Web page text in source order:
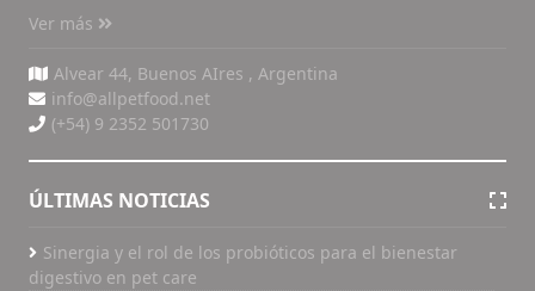
Ver más
Alvear 44, Buenos AIres , Argentina
info@allpetfood.net
(+54) 9 2352 501730
ÚLTIMAS NOTICIAS
Sinergia y el rol de los probióticos para el bienestar
digestivo en pet care